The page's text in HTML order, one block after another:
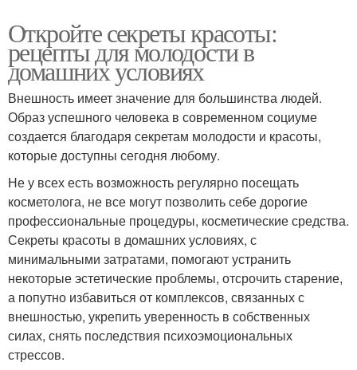
Откройте секреты красоты:
рецепты для молодости в
домашних условиях
Внешность имеет значение для большинства людей.
Образ успешного человека в современном социуме
создается благодаря секретам молодости и красоты,
которые доступны сегодня любому.
Не у всех есть возможность регулярно посещать
косметолога, не все могут позволить себе дорогие
профессиональные процедуры, косметические средства.
Секреты красоты в домашних условиях, с
минимальными затратами, помогают устранить
некоторые эстетические проблемы, отсрочить старение,
а попутно избавиться от комплексов, связанных с
внешностью, укрепить уверенность в собственных
силах, снять последствия психоэмоциональных
стрессов.